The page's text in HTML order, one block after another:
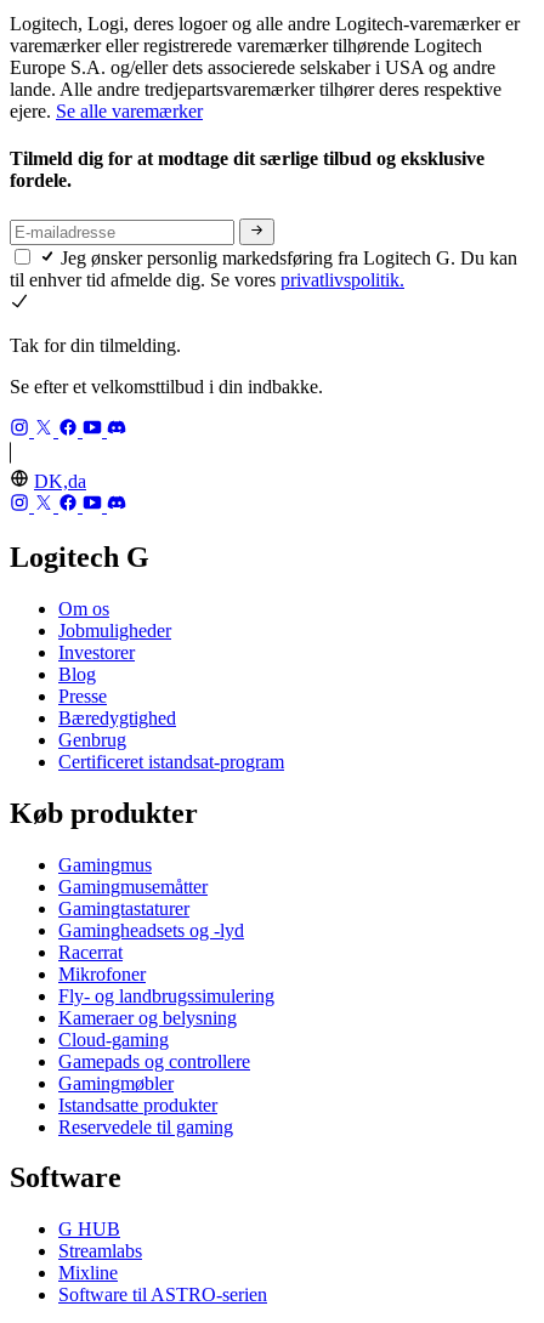
Logitech, Logi, deres logoer og alle andre Logitech-varemærker er
varemærker eller registrerede varemærker tilhørende Logitech
Europe S.A. og/eller dets associerede selskaber i USA og andre
lande. Alle andre tredjepartsvaremærker tilhører deres respektive
ejere. Se alle varemærker
Tilmeld dig for at modtage dit særlige tilbud og eksklusive
fordele.
Jeg ønsker personlig markedsføring fra Logitech G. Du kan
til enhver tid afmelde dig. Se vores privatlivspolitik.
Tak for din tilmelding.
Se efter et velkomsttilbud i din indbakke.
DK,da
Logitech G
Om os
Jobmuligheder
Investorer
Blog
Presse
Bæredygtighed
Genbrug
Certificeret istandsat-program
Køb produkter
Gamingmus
Gamingmusemåtter
Gamingtastaturer
Gamingheadsets og -lyd
Racerrat
Mikrofoner
Fly- og landbrugssimulering
Kameraer og belysning
Cloud-gaming
Gamepads og controllere
Gamingmøbler
Istandsatte produkter
Reservedele til gaming
Software
G HUB
Streamlabs
Mixline
Software til ASTRO-serien